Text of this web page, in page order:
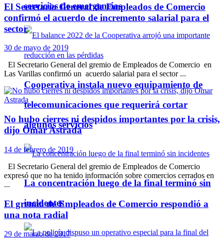
servicios de emergencias
Cooperativa instala nuevo equipamiento de
telecomunicaciones que requerirá cortar
algunos servicios
La concentración luego de la final terminó sin
incidentes
El Secretario General de Empleados de Comercio
confirmó el acuerdo de incremento salarial para el
sector
30 de mayo de 2019
El Secretario General del gremio de Empleados de Comercio en
Las Varillas confirmó un acuerdo salarial para el sector ...
No hubo cierres ni despidos importantes por la crisis,
dijo Omar Astrada
14 de febrero de 2019
El Secretario General del gremio de Empleados de Comercio
expresó que no ha tenido información sobre comercios cerrados en
...
El gremio de Empleados de Comercio respondió a
una nota radial
29 de marzo de 2017